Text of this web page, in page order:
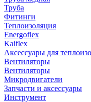
Труба
Фитинги
Теплоизоляция
Energoflex
Kaiflex
Аксессуары для
Вентиляторы
Вентиляторы
Микродвигатели
Запчасти и аксессуары
Инструмент